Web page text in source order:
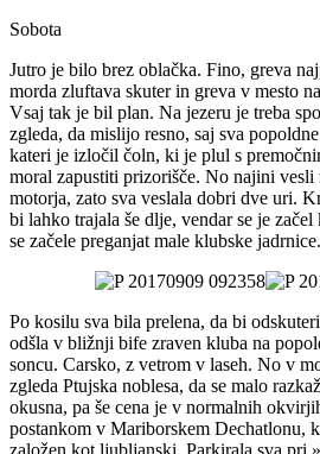
Sobota
Jutro je bilo brez oblačka. Fino, greva
morda zluftava skuter in greva v mesto
Vsaj tak je bil plan. Na jezeru je treba
zgleda, da mislijo resno, saj sva
kateri je izločil čoln, ki je plul s
moral zapustiti prizorišče. No najini vesli
motorja, zato sva veslala dobri dve uri.
bi lahko trajala še dlje, vendar se je
se začele preganjat male klubske
Po kosilu sva bila prelena, da bi
odšla v bližnji bife zraven kluba na
soncu. Carsko, z vetrom v laseh. No v
zgleda Ptujska noblesa, da se malo
okusna, pa še cena je v normalnih
postankom v Mariborskem Dechatlonu,
založen kot ljubljanski. Parkirala sva pri